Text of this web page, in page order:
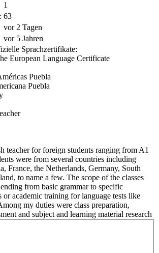
1
63
vor 2 Tagen
vor 5 Jahren
Sprachzertifikate:
European Language Certificate
Puebla
Puebla
teacher for foreign students ranging from A1
were from several countries including
France, the Netherlands, Germany, South
to name a few. The scope of the classes
from basic grammar to specific
or academic training for language tests like
my duties were class preparation,
and subject and learning material research